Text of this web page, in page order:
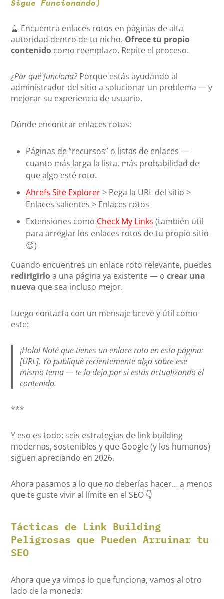
Sigue Funcionando)
🧹 Encuentra enlaces rotos en páginas de alta
autoridad dentro de tu nicho. Ofrece tu propio
contenido como reemplazo. Repite el proceso.
¿Por qué funciona?Porque estás ayudando al
administrador del sitio a solucionar un problema — y
mejorar su experiencia de usuario.
Dónde encontrar enlaces rotos:
Páginas de “recursos” o listas de enlaces —
cuanto más larga la lista, más probabilidad de
que algo esté roto.
Ahrefs Site Explorer> Pega la URL del sitio >
Enlaces salientes > Enlaces rotos
Extensiones como Check My Links (también útil
para arreglar los enlaces rotos de tu propio sitio
😉)
Cuando encuentres un enlace roto relevante, puedes
redirigirloa una página ya existente — ocrear una
nueva que sea incluso mejor.
Luego contacta con un mensaje breve y útil como
este:
¡Hola! Noté que tienes un enlace roto en esta página:
[URL]. Yo publiqué recientemente algo sobre ese
mismo tema — te lo dejo por si estás actualizando el
contenido.
***
Y eso es todo: seis estrategias de link building
modernas, sostenibles y que Google (y los humanos)
siguen apreciando en 2026.
Ahora pasamos a lo queno deberías hacer… a menos
que te guste vivir al límite en el SEO 👇
Tácticas de Link Building
Peligrosas que Pueden Arruinar tu
SEO
Ahora que ya vimos lo que funciona, vamos al otro
lado de la moneda: